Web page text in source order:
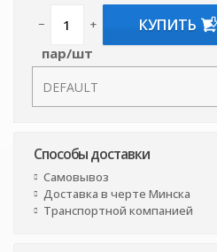
− +
пар/шт
КУПИТЬ
Способы доставки
Самовывоз
Доставка в черте Минска
Транспортной компанией